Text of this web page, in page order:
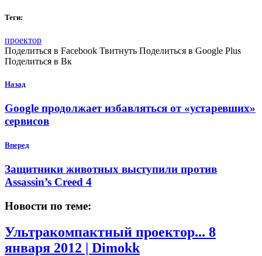
Теги:
проектор
Поделиться в Facebook Твитнуть Поделиться в Google Plus
Поделиться в Вк
Назад
Google продолжает избавляться от «устаревших»
сервисов
Вперед
Защитники животных выступили против
Assassin’s Creed 4
Новости по теме:
Ультракомпактный проектор... 8
января 2012 | Dimokk